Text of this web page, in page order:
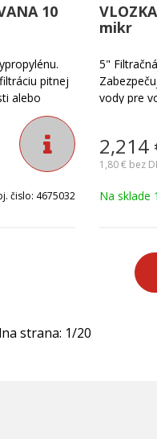
10
pitnej
alebo
zákalu,
z vody.
čislo: 4675032
mikr
5"
vody pre
slizu,
Jemnosť
2,214
1,80 € bez
Na sklade
strana: 1/20